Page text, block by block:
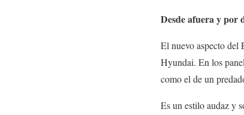
Desde afuera y por
El nuevo aspecto del
Hyundai. En los
como el de un
Es un estilo audaz y